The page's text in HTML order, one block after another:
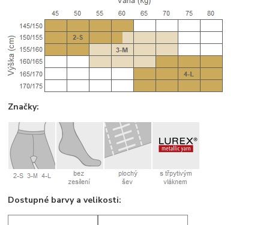
Značky:
Dostupné barvy a velikosti: